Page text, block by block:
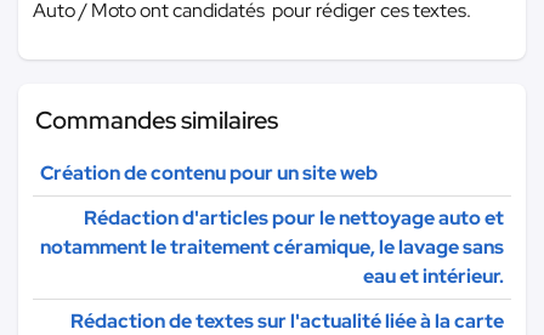
Auto / Moto ont candidatés pour rédiger ces textes.
Commandes similaires
Création de contenu pour un site web
Rédaction d'articles pour le nettoyage auto et
notamment le traitement céramique, le lavage sans
eau et intérieur.
Rédaction de textes sur l'actualité liée à la carte